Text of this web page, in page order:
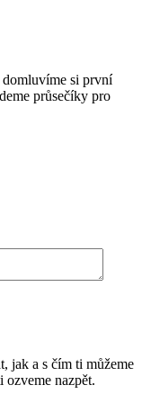
domluvíme si první
průsečíky pro
jak a s čím ti můžeme
ozveme nazpět.